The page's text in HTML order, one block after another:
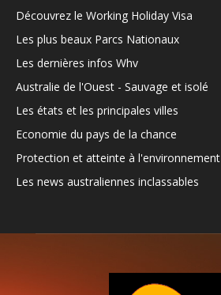
Découvrez le Working Holiday Visa
Les plus beaux Parcs Nationaux
Les dernières infos Whv
Australie de l'Ouest - Sauvage et isolé
Les états et les principales villes
Economie du pays de la chance
Protection et atteinte à l'environnement
Les news australiennes inclassables